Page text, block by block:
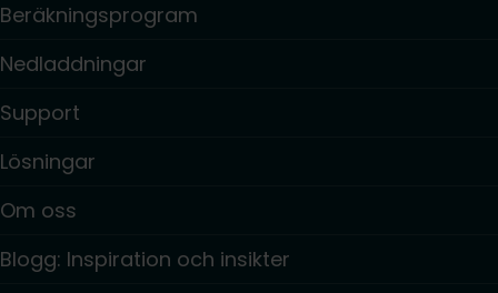
Beräkningsprogram
Nedladdningar
Support
Lösningar
Om oss
Blogg: Inspiration och insikter